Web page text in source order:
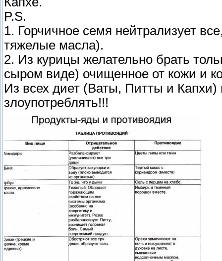
P.S.
1. Горчичное семя нейтрализует
тяжелые масла).
2. Из курицы желательно брать
сыром виде) очищенное от кожи и
Из всех диет (Ваты, Питты и Капхи)
злоупотреблять!!!